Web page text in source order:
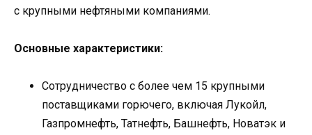
с крупными нефтяными компаниями.
Основные характеристики:
Сотрудничество с более чем 15 крупными
поставщиками горючего, включая Лукойл,
Газпромнефть, Татнефть, Башнефть, Новатэк и